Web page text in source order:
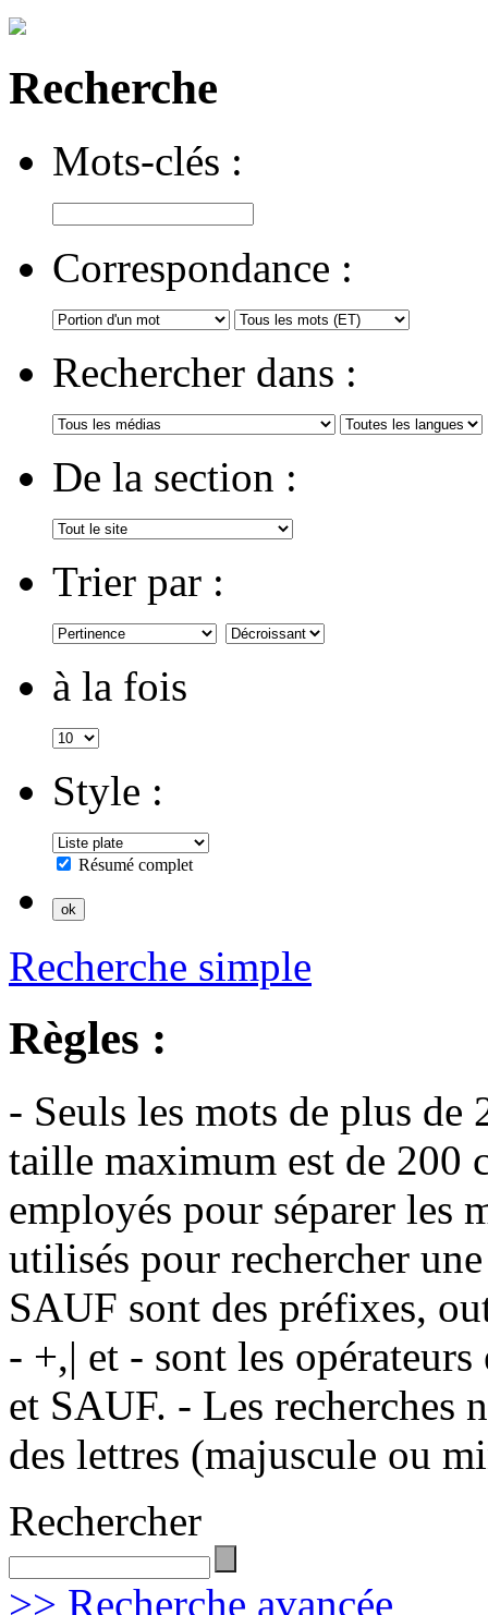
Recherche
Mots-clés :
Correspondance :
Rechercher dans :
De la section :
Trier par :
à la fois
Style :
Résumé complet
Recherche simple
Règles :
- Seuls les mots de plus de
taille maximum est de 200
employés pour séparer les
utilisés pour rechercher
SAUF sont des préfixes,
- +,| et - sont les
et SAUF. - Les recherches
des lettres (majuscule ou
Rechercher
>> Recherche avancée